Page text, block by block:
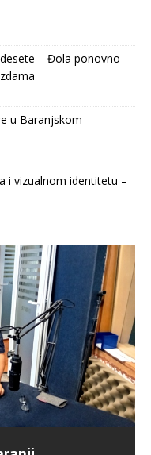
– Đola ponovno
u Baranjskom
i vizualnom identitetu –